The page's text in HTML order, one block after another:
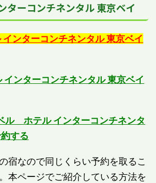
ターコンチネンタル 東京ベイ
ンターコンチネンタル 東京ベイ
ンターコンチネンタル 東京ベイ
ル ホテル インターコンチネンタ
する
宿なので同じくらい予約を取るこ
本ページでご紹介している方法を